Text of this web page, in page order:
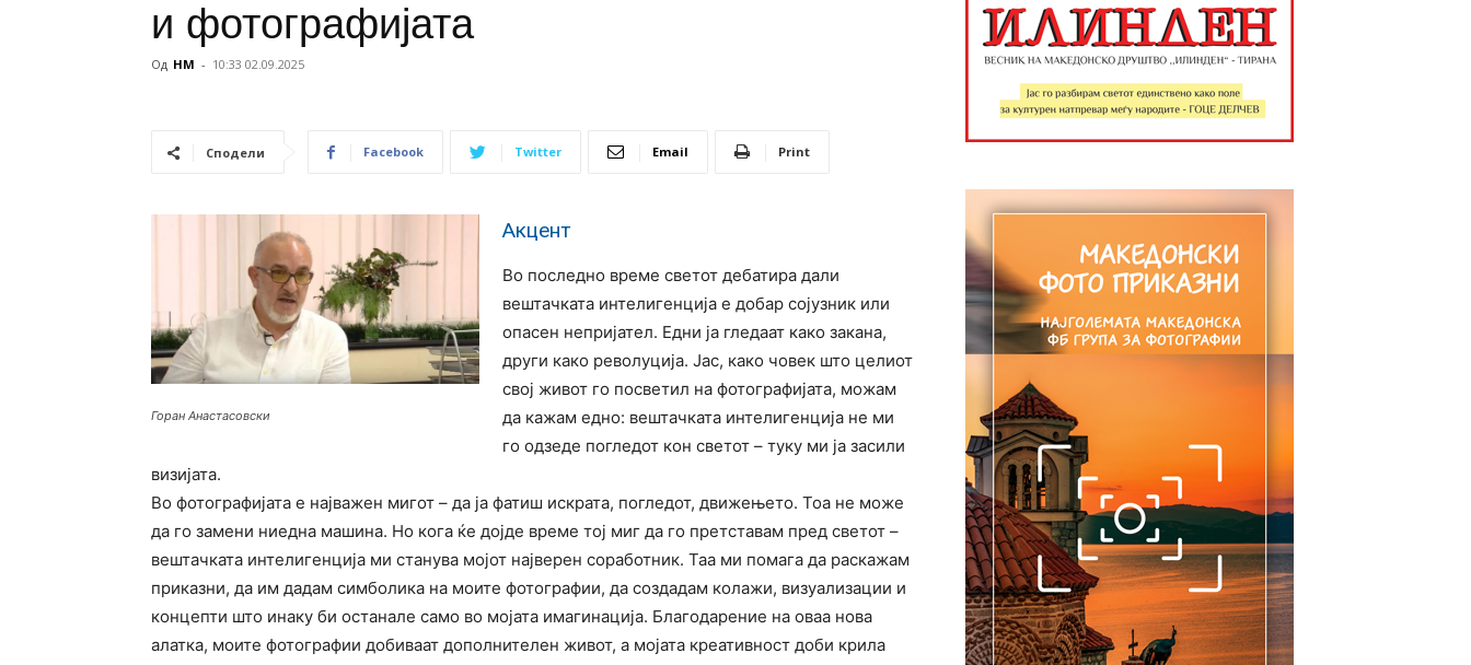
и фотографијата
Од НМ - 10:33 02.09.2025
Сподели Facebook Twitter Email Print
Горан Анастасовски
Акцент
Во последно време светот дебатира дали
вештачката интелигенција е добар сојузник или
опасен непријател. Едни ја гледаат како закана,
други како револуција. Јас, како човек што целиот
свој живот го посветил на фотографијата, можам
да кажам едно: вештачката интелигенција не ми
го одзеде погледот кон светот – туку ми ја засили
визијата.
Во фотографијата е најважен мигот – да ја фатиш искрата, погледот, движењето. Тоа не може
да го замени ниедна машина. Но кога ќе дојде време тој миг да го претставам пред светот –
вештачката интелигенција ми станува мојот најверен соработник. Таа ми помага да раскажам
приказни, да им дадам симболика на моите фотографии, да создадам колажи, визуализации и
концепти што инаку би останале само во мојата имагинација. Благодарение на оваа нова
алатка, моите фотографии добиваат дополнителен живот, а мојата креативност доби крила